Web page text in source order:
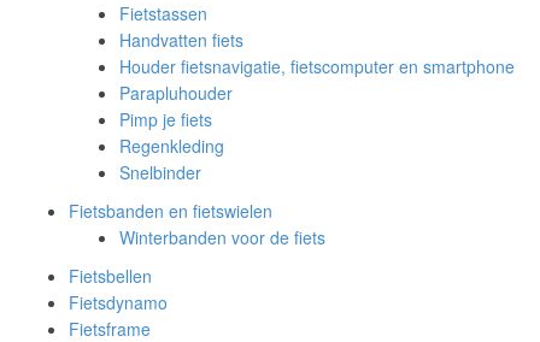
Fietstassen
Handvatten fiets
Houder fietsnavigatie, fietscomputer en smartphone
Parapluhouder
Pimp je fiets
Regenkleding
Snelbinder
Fietsbanden en fietswielen
Winterbanden voor de fiets
Fietsbellen
Fietsdynamo
Fietsframe